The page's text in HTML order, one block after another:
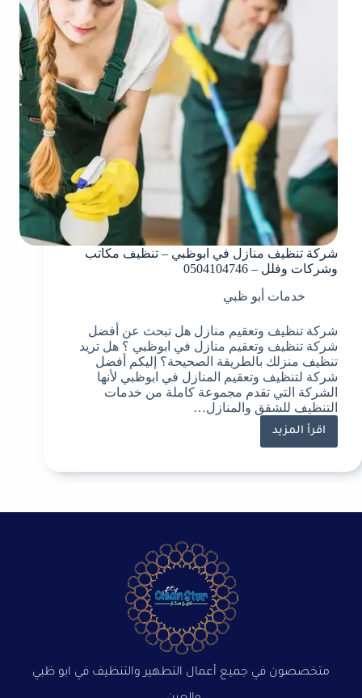
شركة تنظيف منازل في ابوظبي – تنظيف مكاتب
وشركات وفلل – 0504104746
خدمات أبو ظبي
شركة تنظيف وتعقيم منازل هل تبحث عن أفضل
شركة تنظيف وتعقيم منازل في ابوظبي ؟ هل تريد
تنظيف منزلك بالطريقة الصحيحة؟ إليكم أفضل
شركة لتنظيف وتعقيم المنازل في ابوظبي لأنها
الشركة التي تقدم مجموعة كاملة من خدمات
التنظيف للشقق والمنازل…
اقرأ المزيد
متخصصون في جميع أعمال التطهير والتنظيف في ابو ظبي